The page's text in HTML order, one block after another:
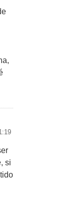
si